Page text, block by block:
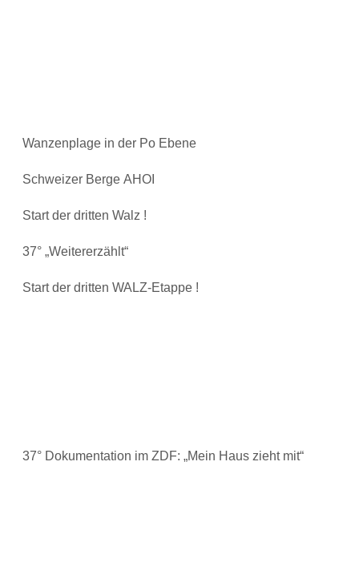
Wanzenplage in der Po Ebene
Schweizer Berge AHOI
Start der dritten Walz !
37° „Weitererzählt“
Start der dritten WALZ-Etappe !
37° Dokumentation im ZDF: „Mein Haus zieht mit“